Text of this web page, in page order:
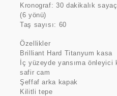
Kronograf: 30 dakikalık
(6 yönü)
Taş sayısı: 60
Özellikler
Brilliant Hard Titanyum kasa
İç yüzeyde yansıma önleyici
safir cam
Şeffaf arka kapak
Kilitli tepe